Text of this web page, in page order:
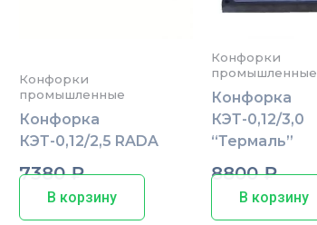
Конфорки
промышленные
Конфорка
КЭТ-0,12/2,5 RADA
7380₽
В корзину
Конфорки
промышленные
Конфорка
КЭТ-0,12/3,0
“Термаль”
8800₽
В корзину